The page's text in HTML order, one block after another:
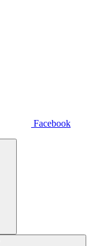
Facebook